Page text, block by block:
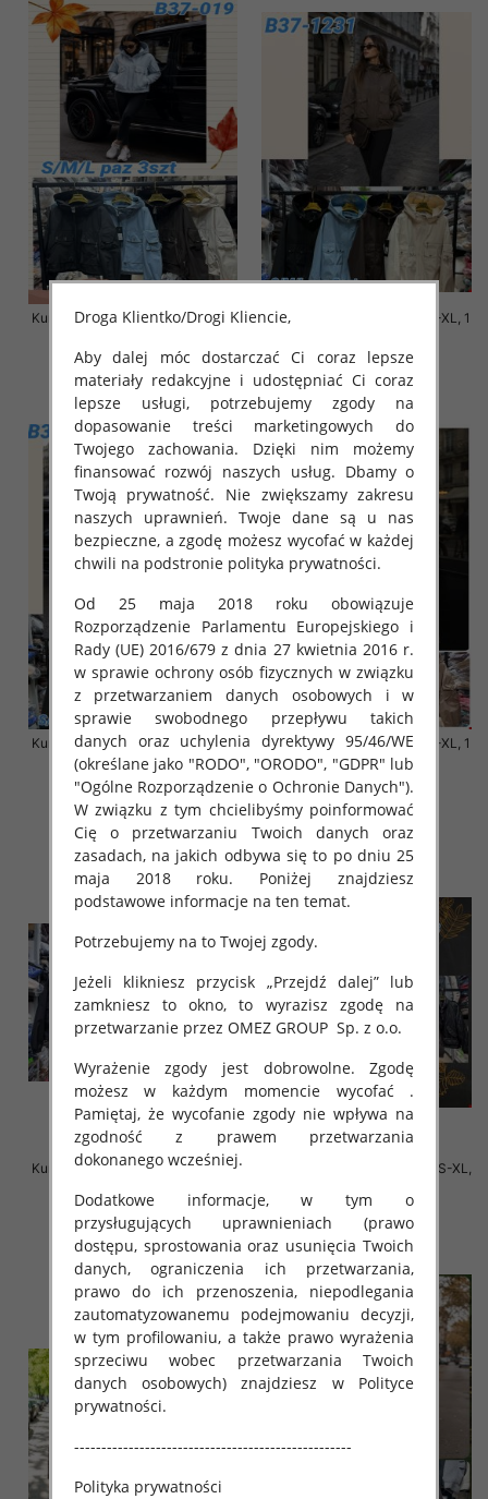
Kurtki damskie cienki Roz S-M-L,
140.00 zł
szczegóły
Kurtki damskie cienki Roz S-XL, 1
140.00 zł
szczegóły
Kurtki damskie cienki Roz S-XL, 1
Kolor Paczka 3 szt
140.00 zł
szczegóły
Kurtki damskie cienki Roz S-XL, 1
Kolor Paczka 3 szt
140.00 zł
szczegóły
Kurtki damskie cienki Roz S-XL, 1
140.00 zł
szczegóły
Kurtki damskie zimowe Roz S-XL,
135.00 zł
szczegóły
Droga Klientko/Drogi Kliencie,
Aby dalej móc dostarczać Ci coraz lepsze
materiały redakcyjne i udostępniać Ci coraz
lepsze usługi, potrzebujemy zgody na
dopasowanie treści marketingowych do
Twojego zachowania. Dzięki nim możemy
finansować rozwój naszych usług. Dbamy o
Twoją prywatność. Nie zwiększamy zakresu
naszych uprawnień. Twoje dane są u nas
bezpieczne, a zgodę możesz wycofać w każdej
chwili na podstronie polityka prywatności.
Od 25 maja 2018 roku obowiązuje
Rozporządzenie Parlamentu Europejskiego i
Rady (UE) 2016/679 z dnia 27 kwietnia 2016 r.
w sprawie ochrony osób fizycznych w związku
z przetwarzaniem danych osobowych i w
sprawie swobodnego przepływu takich
danych oraz uchylenia dyrektywy 95/46/WE
(określane jako "RODO", "ORODO", "GDPR" lub
"Ogólne Rozporządzenie o Ochronie Danych").
W związku z tym chcielibyśmy poinformować
Cię o przetwarzaniu Twoich danych oraz
zasadach, na jakich odbywa się to po dniu 25
maja 2018 roku. Poniżej znajdziesz
podstawowe informacje na ten temat.
Potrzebujemy na to Twojej zgody.
Jeżeli klikniesz przycisk „Przejdź dalej” lub
zamkniesz to okno, to wyrazisz zgodę na
przetwarzanie przez OMEZ GROUP Sp. z o.o.
Wyrażenie zgody jest dobrowolne. Zgodę
możesz w każdym momencie wycofać .
Pamiętaj, że wycofanie zgody nie wpływa na
zgodność z prawem przetwarzania
dokonanego wcześniej.
Dodatkowe informacje, w tym o
przysługujących uprawnieniach (prawo
dostępu, sprostowania oraz usunięcia Twoich
danych, ograniczenia ich przetwarzania,
prawo do ich przenoszenia, niepodlegania
zautomatyzowanemu podejmowaniu decyzji,
w tym profilowaniu, a także prawo wyrażenia
sprzeciwu wobec przetwarzania Twoich
danych osobowych) znajdziesz w Polityce
prywatności.
---------------------------------------------------
Polityka prywatności